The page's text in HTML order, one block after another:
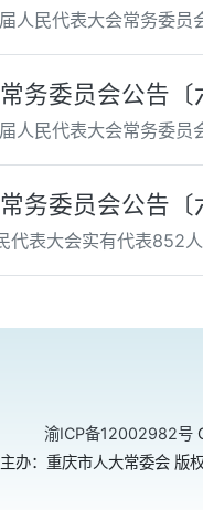
人民代表大会常务委员
务委员会公告〔
人民代表大会常务委员
务委员会公告〔
表大会实有代表852人
渝ICP备12002982号
主办：重庆市人大常委会 版